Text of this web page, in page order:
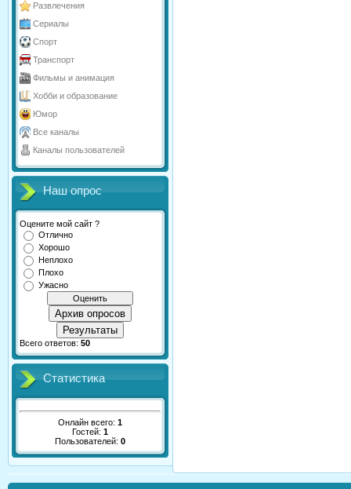
Развлечения
Сериалы
Спорт
Транспорт
Фильмы и анимация
Хобби и образование
Юмор
Все каналы
Каналы пользователей
Наш опрос
Оцените мой сайт ?
Отлично
Хорошо
Неплохо
Плохо
Ужасно
Архив опросов
Результаты
Всего ответов: 50
Статистика
Онлайн всего: 1
Гостей: 1
Пользователей: 0